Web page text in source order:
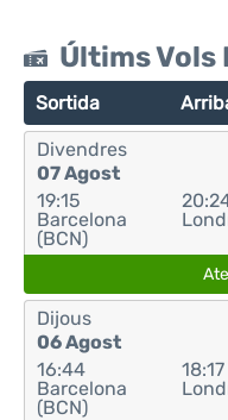
Últims Vols
Sortida
Divendres
07 Agost
19:15
Barcelona
(BCN)
Dijous
06 Agost
16:44
Barcelona
(BCN)
18:17